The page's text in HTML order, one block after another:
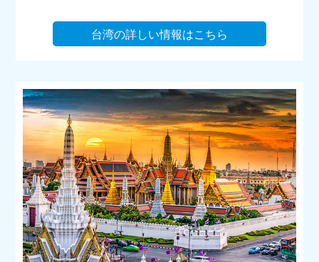
台湾の詳しい情報はこちら